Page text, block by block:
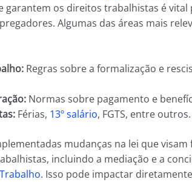
garantem os direitos trabalhistas é vital
Algumas das áreas mais
Regras sobre a formalização e
Normas sobre pagamento e
Férias, 13º salário, FGTS, entre outros.
mudanças na lei que visam
incluindo a mediação e a
. Isso pode impactar